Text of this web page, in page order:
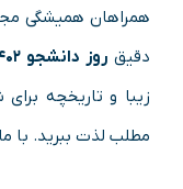
همراهان همیشگی
دقیقروز دانشجو ۱۴۰۲
زیبا و تاریخچه برای
مطلب لذت ببرید. با